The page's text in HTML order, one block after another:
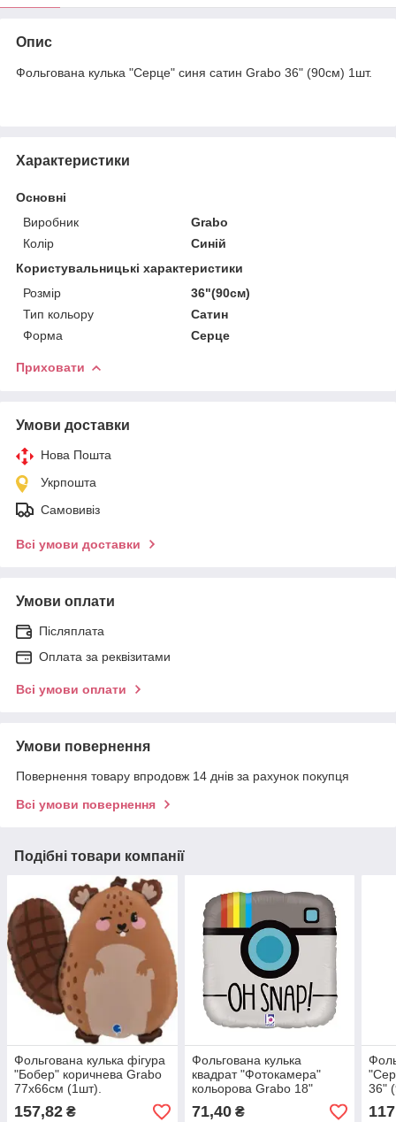
Опис
Фольгована кулька "Серце" синя сатин Grabo 36" (90см) 1шт.
Характеристики
Основні
Виробник
Grabo
Колір
Синій
Користувальницькі характеристики
Розмір
36"(90см)
Тип кольору
Сатин
Форма
Серце
Приховати
Умови доставки
Нова Пошта
Укрпошта
Самовивіз
Всі умови доставки
Умови оплати
Післяплата
Оплата за реквізитами
Всі умови оплати
Умови повернення
Повернення товару впродовж 14 днів за рахунок покупця
Всі умови повернення
Подібні товари компанії
Фольгована кулька фігура
"Бобер" коричнева Grabo
77х66см (1шт).
157,82 ₴
Фольгована кулька
квадрат "Фотокамера"
кольорова Grabo 18"
(45см) 1шт.
71,40₴
36"